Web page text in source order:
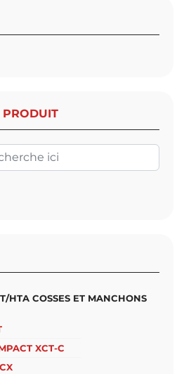
PRODUIT
HTA COSSES ET MANCHONS
XCT-C